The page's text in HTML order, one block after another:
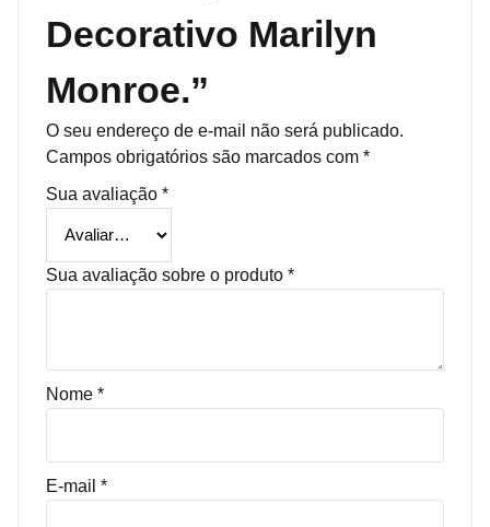
Decorativo Marilyn
Monroe.”
O seu endereço de e-mail não será publicado.
Campos obrigatórios são marcados com *
Sua avaliação *
Sua avaliação sobre o produto *
Nome *
E-mail *